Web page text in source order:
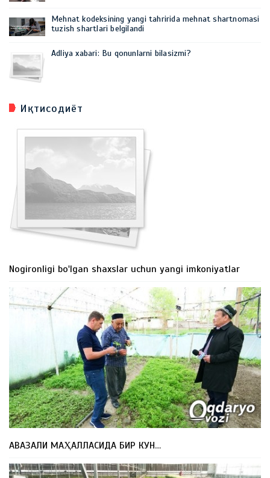
Mehnat kodeksining yangi tahririda mehnat shartnomasi
tuzish shartlari belgilandi
Adliya xabari: Bu qonunlarni bilasizmi?
Иқтисодиёт
Nogironligi bo'lgan shaxslar uchun yangi imkoniyatlar
АВАЗАЛИ МАҲАЛЛАСИДА БИР КУН…